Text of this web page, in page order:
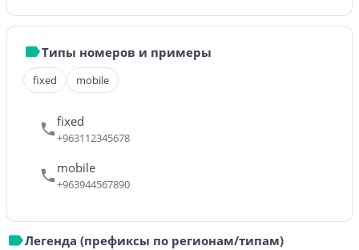
Типы номеров и примеры
fixed mobile
fixed
+963112345678
mobile
+963944567890
Легенда (префиксы по регионам/типам)